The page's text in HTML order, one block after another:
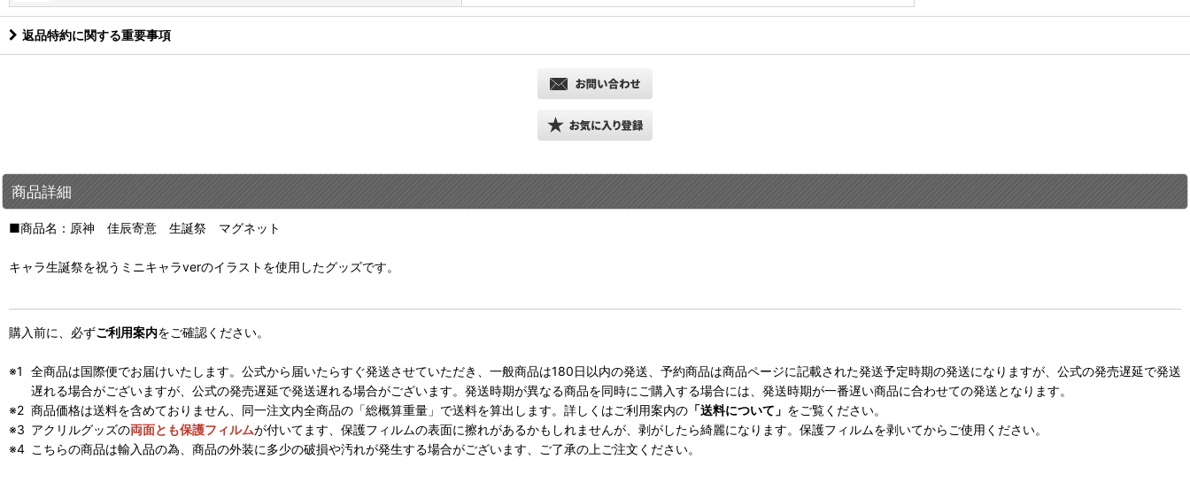
返品特約に関する重要事項
商品詳細
■商品名：原神 佳辰寄意 生誕祭 マグネット
キャラ生誕祭を祝うミニキャラverのイラストを使用したグッズです。
購入前に、必ずご利用案内をご確認ください。
全商品は国際便でお届けいたします。公式から届いたらすぐ発送させていただき、一般商品は180日以内の発送、予約商品は商品ページに記載された発送予定時期の発送になりますが、公式の発売遅延で発送
遅れる場合がございますが、公式の発売遅延で発送遅れる場合がございます。発送時期が異なる商品を同時にご購入する場合には、発送時期が一番遅い商品に合わせての発送となります。
商品価格は送料を含めておりません、同一注文内全商品の「総概算重量」で送料を算出します。詳しくはご利用案内の 「送料について」 をご覧ください。
アクリルグッズの両面とも保護フィルムが付いてます、保護フィルムの表面に擦れがあるかもしれませんが、剥がしたら綺麗になります。保護フィルムを剥いてからご使用ください。
こちらの商品は輸入品の為、商品の外装に多少の破損や汚れが発生する場合がございます、ご了承の上ご注文ください。